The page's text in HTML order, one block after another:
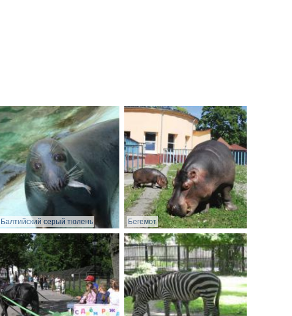
Балтийский серый тюлень Бегемот